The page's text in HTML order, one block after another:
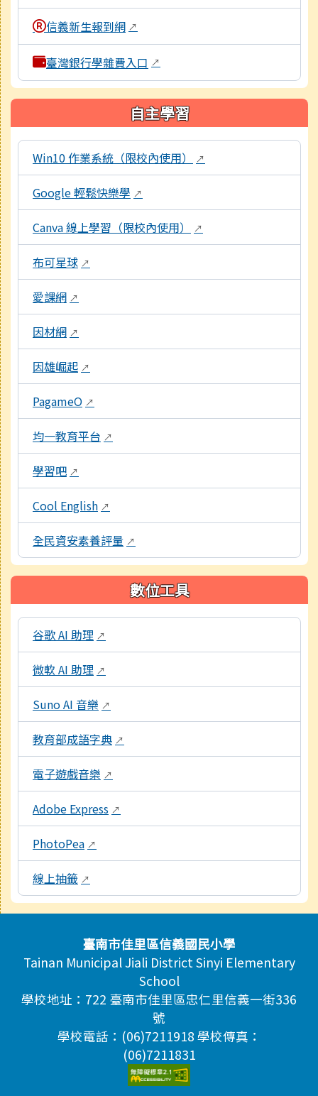
信義新生報到網 ↗
臺灣銀行學雜費入口 ↗
自主學習
本區域包含數位學習資源連結，點擊後皆會另開視窗。
Win10 作業系統（限校內使用） ↗
Google 輕鬆快樂學 ↗
Canva 線上學習（限校內使用） ↗
布可星球 ↗
愛課網 ↗
因材網 ↗
因雄崛起 ↗
PagameO ↗
均一教育平台 ↗
學習吧 ↗
Cool English ↗
全民資安素養評量 ↗
數位工具
本區域包含教學工具資源連結，點擊後皆會另開視窗。
谷歌 AI 助理 ↗
微軟 AI 助理 ↗
Suno AI 音樂 ↗
教育部成語字典 ↗
電子遊戲音樂 ↗
Adobe Express ↗
PhotoPea ↗
線上抽籤 ↗
頁尾區域內容臺南市佳里區信義國民小學
Tainan Municipal Jiali District Sinyi Elementary
School
學校地址：722 臺南市佳里區忠仁里信義一街336
號
學校電話：(06)7211918 學校傳真：
(06)7211831